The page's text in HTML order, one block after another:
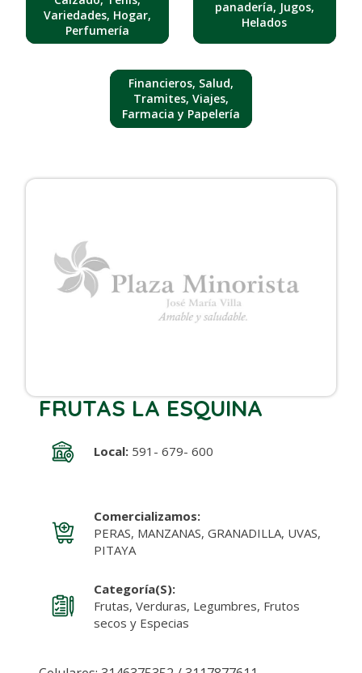
Variedades, Hogar,
Perfumería
panadería, Jugos,
Helados
Financieros, Salud,
Tramites, Viajes,
Farmacia y Papelería
FRUTAS LA ESQUINA
Local:591- 679- 600
Comercializamos:
PERAS, MANZANAS, GRANADILLA, UVAS,
PITAYA
Categoría(s):
Frutas, Verduras, Legumbres, Frutos
secos y Especias